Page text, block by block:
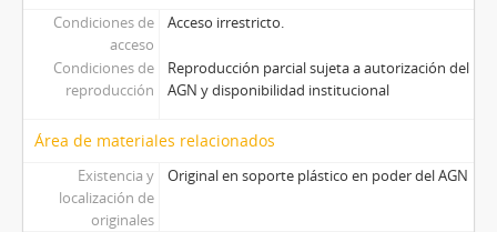
Condiciones de
acceso
Acceso irrestricto.
Condiciones de
reproducción
Reproducción parcial sujeta a autorización del
AGN y disponibilidad institucional
Área de materiales relacionados
Existencia y
localización de
originales
Original en soporte plástico en poder del AGN